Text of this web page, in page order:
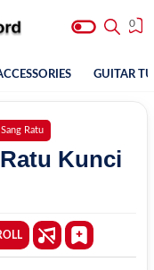
0
GUITAR
Ratu
Kunci